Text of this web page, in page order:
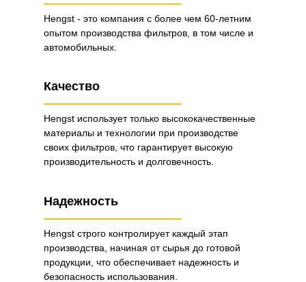
Hengst - это компания с более чем 60-летним
опытом производства фильтров, в том числе и
автомобильных.
Качество
Надежность
Hengst использует только высококачественные
материалы и технологии при производстве
своих фильтров, что гарантирует высокую
производительность и долговечность.
Hengst строго контролирует каждый этап
производства, начиная от сырья до готовой
продукции, что обеспечивает надежность и
безопасность использования.